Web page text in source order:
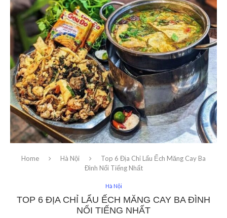
Home Hà Nội
Top 6 Địa Chỉ Lẩu Ếch Măng Cay Ba
Đình Nổi Tiếng Nhất
Hà Nội
TOP 6 ĐỊA CHỈ LẨU ẾCH MĂNG CAY BA ĐÌNH
NỔI TIẾNG NHẤT